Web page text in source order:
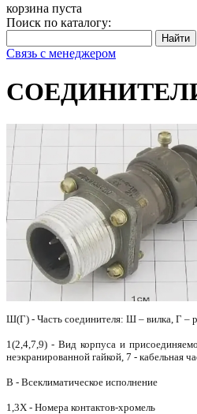
корзина пуста
Поиск по каталогу:
Связь с менеджером
Ш(Г) - Часть соединителя: Ш – вилка, Г –
1(2,4,7,9) - Вид корпуса и
неэкранированной гайкой, 7 - кабельная
В - Всеклиматическое исполнение
1,3Х - Номера контактов-хромель